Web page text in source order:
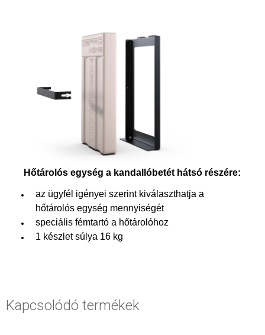
Hőtárolós egység a kandallóbetét hátsó részére:
az ügyfél igényei szerint kiválaszthatja a
hőtárolós egység mennyiségét
speciális fémtartó a hőtárolóhoz
1 készlet súlya 16 kg
Kapcsolódó termékek